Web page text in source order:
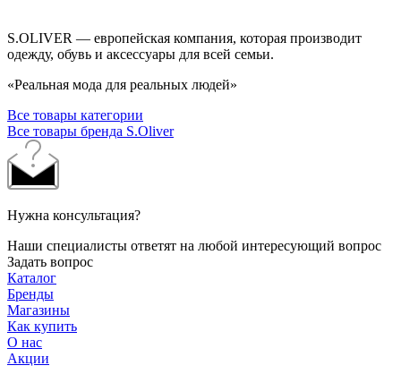
S.OLIVER — европейская компания, которая производит
одежду, обувь и аксессуары для всей семьи.
«Реальная мода для реальных людей»
Все товары категории
Все товары бренда S.Oliver
Нужна консультация?
Наши специалисты ответят на любой интересующий вопрос
Задать вопрос
Каталог
Бренды
Магазины
Как купить
О нас
Акции